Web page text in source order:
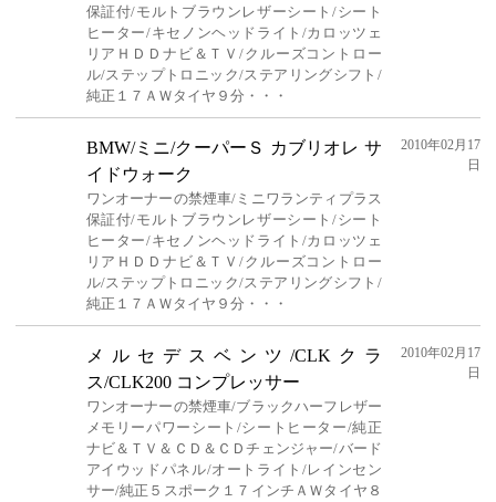
保証付/モルトブラウンレザーシート/シート
ヒーター/キセノンヘッドライト/カロッツェ
リアＨＤＤナビ＆ＴＶ/クルーズコントロー
ル/ステップトロニック/ステアリングシフト/
純正１７ＡＷタイヤ９分・・・
BMW/ミニ/クーパーＳ カブリオレ サ
イドウォーク
ワンオーナーの禁煙車/ミニワランティプラス
保証付/モルトブラウンレザーシート/シート
ヒーター/キセノンヘッドライト/カロッツェ
リアＨＤＤナビ＆ＴＶ/クルーズコントロー
ル/ステップトロニック/ステアリングシフト/
純正１７ＡＷタイヤ９分・・・
2010年02月17
日
メルセデスベンツ/CLKクラ
ス/CLK200 コンプレッサー
ワンオーナーの禁煙車/ブラックハーフレザー
メモリーパワーシート/シートヒーター/純正
ナビ＆ＴＶ＆ＣＤ＆ＣＤチェンジャー/バード
アイウッドパネル/オートライト/レインセン
サー/純正５スポーク１７インチＡＷタイヤ８
2010年02月17
日